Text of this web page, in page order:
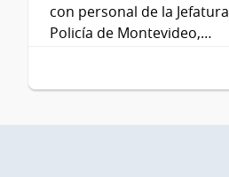
con personal de la
Policía de Montevideo,…